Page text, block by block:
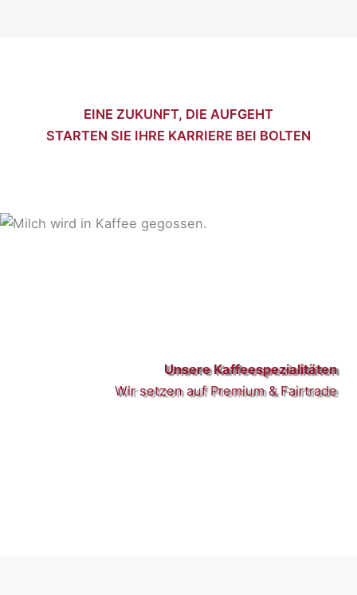
EINE ZUKUNFT, DIE AUFGEHT
STARTEN SIE IHRE KARRIERE BEI BOLTEN
Unsere Kaffeespezialitäten
Wir setzen auf Premium & Fairtrade